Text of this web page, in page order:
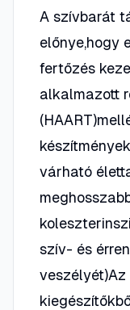
A szívbarát
előnye,hogy
fertőzés
alkalmazott
várható
szív- és